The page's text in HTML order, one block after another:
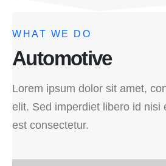
WHAT WE DO
Automotive
Lorem ipsum dolor sit amet,
elit. Sed imperdiet libero id nisi
est consectetur.